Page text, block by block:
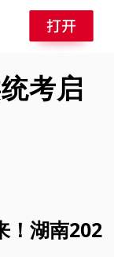
考启
！湖南202